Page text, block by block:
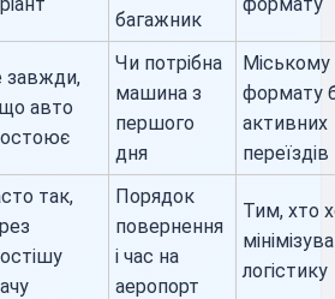
багажник
завжди,
авто
Чи потрібна
машина з
першого
дня
Міському
формату
активних
переїздів
так,
Порядок
повернення
і час на
аеропорт
Тим, хто
логістику